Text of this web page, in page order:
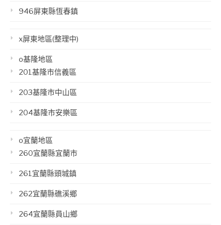
946屏東縣恆春鎮
x屏東地區(整理中)
o基隆地區
201基隆市信義區
203基隆市中山區
204基隆市安樂區
o宜蘭地區
260宜蘭縣宜蘭市
261宜蘭縣頭城鎮
262宜蘭縣礁溪鄉
264宜蘭縣員山鄉